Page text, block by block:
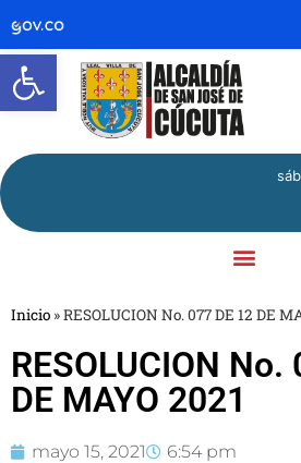
Abrir barra de
Inicio »RESOLUCION No. 077 DE 12 DE
RESOLUCION No.
DE MAYO 2021
mayo 15, 2021 6:54 pm